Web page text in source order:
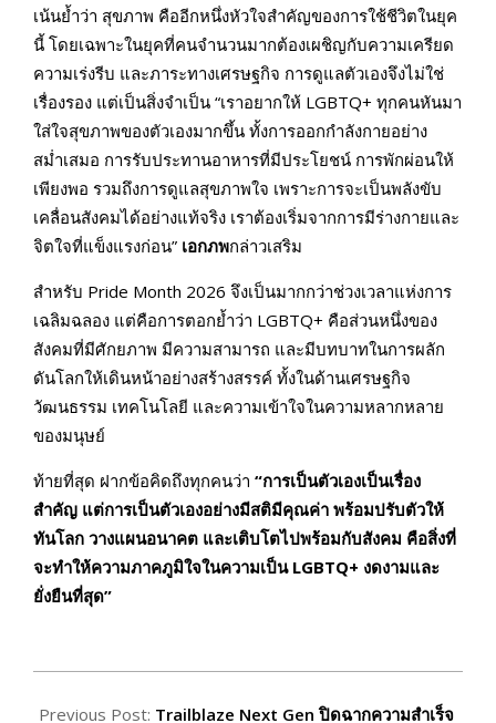
เน้นย้ำว่า สุขภาพ คืออีกหนึ่งหัวใจสำคัญของการใช้ชีวิตในยุค
นี้ โดยเฉพาะในยุคที่คนจำนวนมากต้องเผชิญกับความเครียด
ความเร่งรีบ และภาระทางเศรษฐกิจ การดูแลตัวเองจึงไม่ใช่
เรื่องรอง แต่เป็นสิ่งจำเป็น “เราอยากให้ LGBTQ+ ทุกคนหันมา
ใส่ใจสุขภาพของตัวเองมากขึ้น ทั้งการออกกำลังกายอย่าง
สม่ำเสมอ การรับประทานอาหารที่มีประโยชน์ การพักผ่อนให้
เพียงพอ รวมถึงการดูแลสุขภาพใจ เพราะการจะเป็นพลังขับ
เคลื่อนสังคมได้อย่างแท้จริง เราต้องเริ่มจากการมีร่างกายและ
จิตใจที่แข็งแรงก่อน” เอกภพกล่าวเสริม
สำหรับ Pride Month 2026 จึงเป็นมากกว่าช่วงเวลาแห่งการ
เฉลิมฉลอง แต่คือการตอกย้ำว่า LGBTQ+ คือส่วนหนึ่งของ
สังคมที่มีศักยภาพ มีความสามารถ และมีบทบาทในการผลัก
ดันโลกให้เดินหน้าอย่างสร้างสรรค์ ทั้งในด้านเศรษฐกิจ
วัฒนธรรม เทคโนโลยี และความเข้าใจในความหลากหลาย
ของมนุษย์
ท้ายที่สุด ฝากข้อคิดถึงทุกคนว่า “การเป็นตัวเองเป็นเรื่อง
สำคัญ แต่การเป็นตัวเองอย่างมีสติมีคุณค่า พร้อมปรับตัวให้
ทันโลก วางแผนอนาคต และเติบโตไปพร้อมกับสังคม คือสิ่งที่
จะทำให้ความภาคภูมิใจในความเป็น LGBTQ+ งดงามและ
ยั่งยืนที่สุด”
06-
Previous Post: Trailblaze Next Gen ปิดฉากความสำเร็จ